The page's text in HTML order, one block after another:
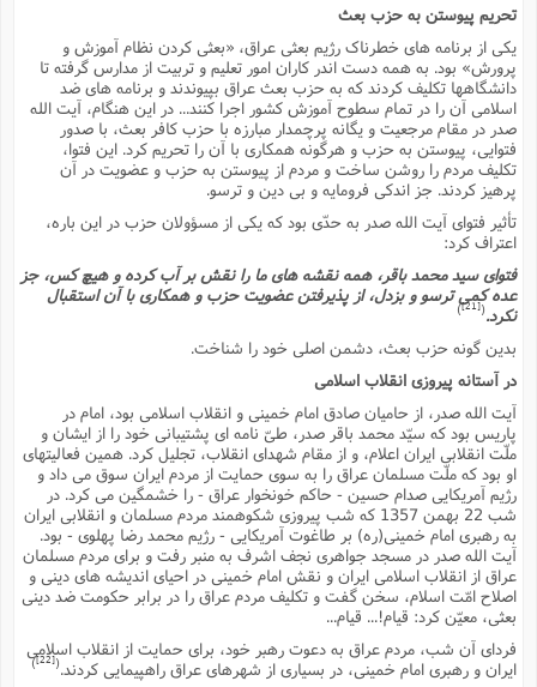
تحریم پیوستن به حزب بعث
یکى از برنامه هاى خطرناک رژیم بعثى عراق، «بعثى کردن نظام آموزش و
پرورش» بود. به همه دست اندر کاران امور تعلیم و تربیت از مدارس گرفته تا
دانشگاهها تکلیف کردند که به حزب بعث عراق بپیوندند و برنامه هاى ضد
اسلامى آن را در تمام سطوح آموزش کشور اجرا کنند... در این هنگام، آیت الله
صدر در مقام مرجعیت و یگانه پرچمدار مبارزه با حزب کافر بعث، با صدور
فتوایى، پیوستن به حزب و هرگونه همکارى با آن را تحریم کرد. این فتوا،
تکلیف مردم را روشن ساخت و مردم از پیوستن به حزب و عضویت در آن
پرهیز کردند. جز اندکى فرومایه و بى دین و ترسو.
تأثیر فتواى آیت الله صدر به حدّى بود که یکى از مسؤولان حزب در این باره،
اعتراف کرد:
فتواى سید محمد باقر، همه نقشه هاى ما را نقش بر آب کرده و هیچ کس، جز
عده کمى ترسو و بزدل، از پذیرفتن عضویت حزب و همکارى با آن استقبال
نکرد. [21]
)
بدین گونه حزب بعث، دشمن اصلى خود را شناخت.
در آستانه پیروزى انقلاب اسلامى
آیت الله صدر، از حامیان صادق امام خمینى و انقلاب اسلامى بود، امام در
پاریس بود که سیّد محمد باقر صدر، طىّ نامه اى پشتیبانى خود را از ایشان و
ملّت انقلابى ایران اعلام، و از مقام شهداى انقلاب، تجلیل کرد. همین فعالیتهاى
او بود که ملّت مسلمان عراق را به سوى حمایت از مردم ایران سوق مى داد و
رژیم آمریکایى صدام حسین - حاکم خونخوار عراق - را خشمگین مى کرد. در
شب 22 بهمن 1357 که شب پیروزى شکوهمند مردم مسلمان و انقلابى ایران
به رهبرى امام خمینى(ره) بر طاغوت آمریکایى - رژیم محمد رضا پهلوى - بود.
آیت الله صدر در مسجد جواهرى نجف اشرف به منبر رفت و براى مردم مسلمان
عراق از انقلاب اسلامى ایران و نقش امام خمینى در احیاى اندیشه هاى دینى و
اصلاح امّت اسلام، سخن گفت و تکلیف مردم عراق را در برابر حکومت ضد دینى
بعثى، معیّن کرد: قیام!... قیام...
فرداى آن شب، مردم عراق به دعوت رهبر خود، براى حمایت از انقلاب اسلامى
ایران و رهبرى امام خمینى، در بسیارى از شهرهاى عراق راهپیمایى کردند. [22]
)